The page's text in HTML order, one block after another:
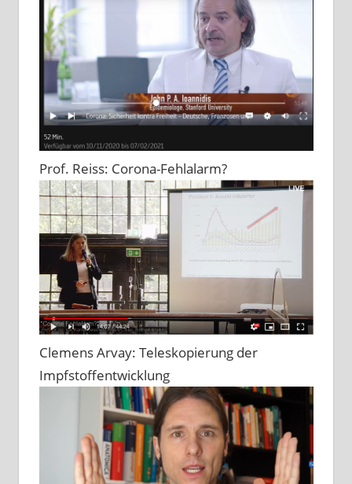
Prof. Reiss: Corona-Fehlalarm?
Clemens Arvay: Teleskopierung der
Impfstoffentwicklung